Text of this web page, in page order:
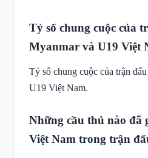
Tỷ số chung cuộc của
Myanmar và U19 Việt
Tỷ số chung cuộc của trận
U19 Việt Nam.
Những cầu thủ nào đã
Việt Nam trong trận